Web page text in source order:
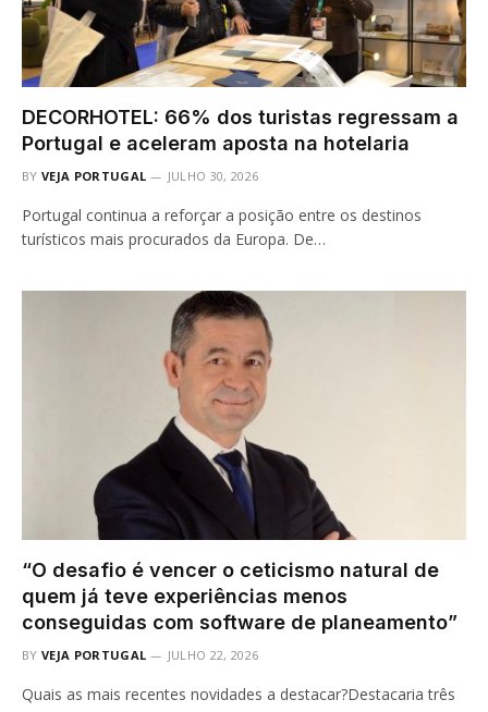
DECORHOTEL: 66% dos turistas regressam a
Portugal e aceleram aposta na hotelaria
BY VEJA PORTUGAL JULHO 30, 2026
Portugal continua a reforçar a posição entre os destinos
turísticos mais procurados da Europa. De…
“O desafio é vencer o ceticismo natural de
quem já teve experiências menos
conseguidas com software de planeamento”
BY VEJA PORTUGAL JULHO 22, 2026
Quais as mais recentes novidades a destacar?Destacaria três